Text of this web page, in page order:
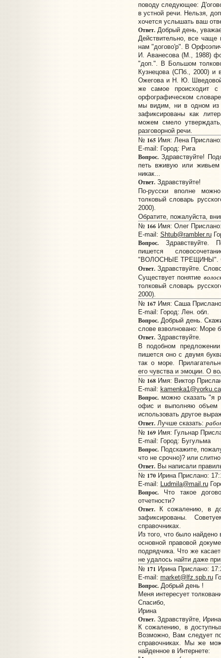
поводу следующее:
в устной речи. Нельзя,
хочется услышать ваш
Ответ.Добрый день,
Действительно, все
нам "догово'р". В
И. Аванесова (М., 1988)
"доп.". В Большом
Кузнецова (СПб., 2000) и
Ожегова и Н. Ю.
же самое происходит
орфографическом
мы видим, ни в одном из
зафиксированы как
можем смело
разговорной речи.
№ 165Имя: Лена
E-mail: Город: Рига
Вопрос.Здравствуйте!
петь вживую или
никак...
Ответ.Здравствуйте!
По-русски вполне
толковый словарь
2000).
Обратите, пожалуйста,
№ 166Имя: Олег
E-mail: Shtub@rambler.ru
Вопрос.Здравствуйте.
пишется
"ВОЛОСНЫЕ ТРЕЩИНЫ".
Ответ.Здравствуйте.
Существует понятие
толковый словарь
2000).
№ 167Имя: Саша
E-mail: Город: Лен. обл.
Вопрос.Добрый день.
слове взволновано: Море
Ответ.Здравствуйте.
В подобном
пишется оно с двумя
так о море.
его чувства и эмоции. О
№ 168Имя: Виктор
E-mail: kamenka1@yorku.ca
Вопрос.можно сказать "я
офис и выполняю объем
использовать другое
Ответ.Лучше сказать:
№ 169Имя: Гульнар
E-mail: Город: Бугульма
Вопрос.Подскажите,
что не срочно)? или
Ответ.Вы написали
№ 170Ирина Прислано:
E-mail: Ludmila@mail.ru
Вопрос.Что такое
отчетности?
Ответ.К сожалению, в
зафиксированы.
справочниках.
Из того, что было
основной правовой
подрядчика. Что же
не удалось найти даже
№ 171 Ирина Прислано:
E-mail: market@lfz.spb.ru
Вопрос.Добрый день !
Меня интересует
Спасибо,
Ирина
Ответ.Здравствуйте,
К сожалению, в
Возможно, Вам следует
справочниках. Мы же
найденное в Интернете: